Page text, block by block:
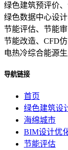
绿色建筑预评价
绿色数据中心设
节能评估、节能
节能改造、CFD
电热冷综合能源
导航链接
首页
绿色建筑设
海绵城市
BIM设计优
节能评估